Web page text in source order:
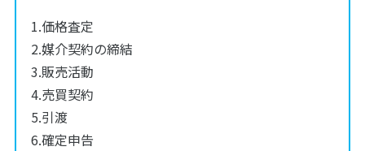
価格査定
媒介契約の締結
販売活動
売買契約
引渡
確定申告